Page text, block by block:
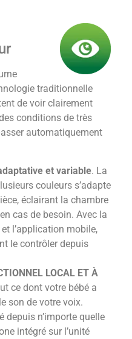
traditionnelle
de voir clairement
conditions de très
automatiquement
et variable. La
couleurs s’adapte
éclairant la chambre
cas de besoin. Avec la
l’application mobile,
le contrôler depuis
LOCAL ET À
ce dont votre bébé a
son de votre voix.
depuis n’importe quelle
intégré sur l’unité